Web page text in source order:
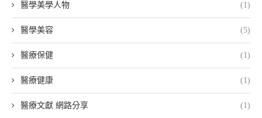
醫學美學人物 (1)
醫學美容 (5)
醫療保健 (1)
醫療健康 (1)
醫療文獻 網路分享 (1)